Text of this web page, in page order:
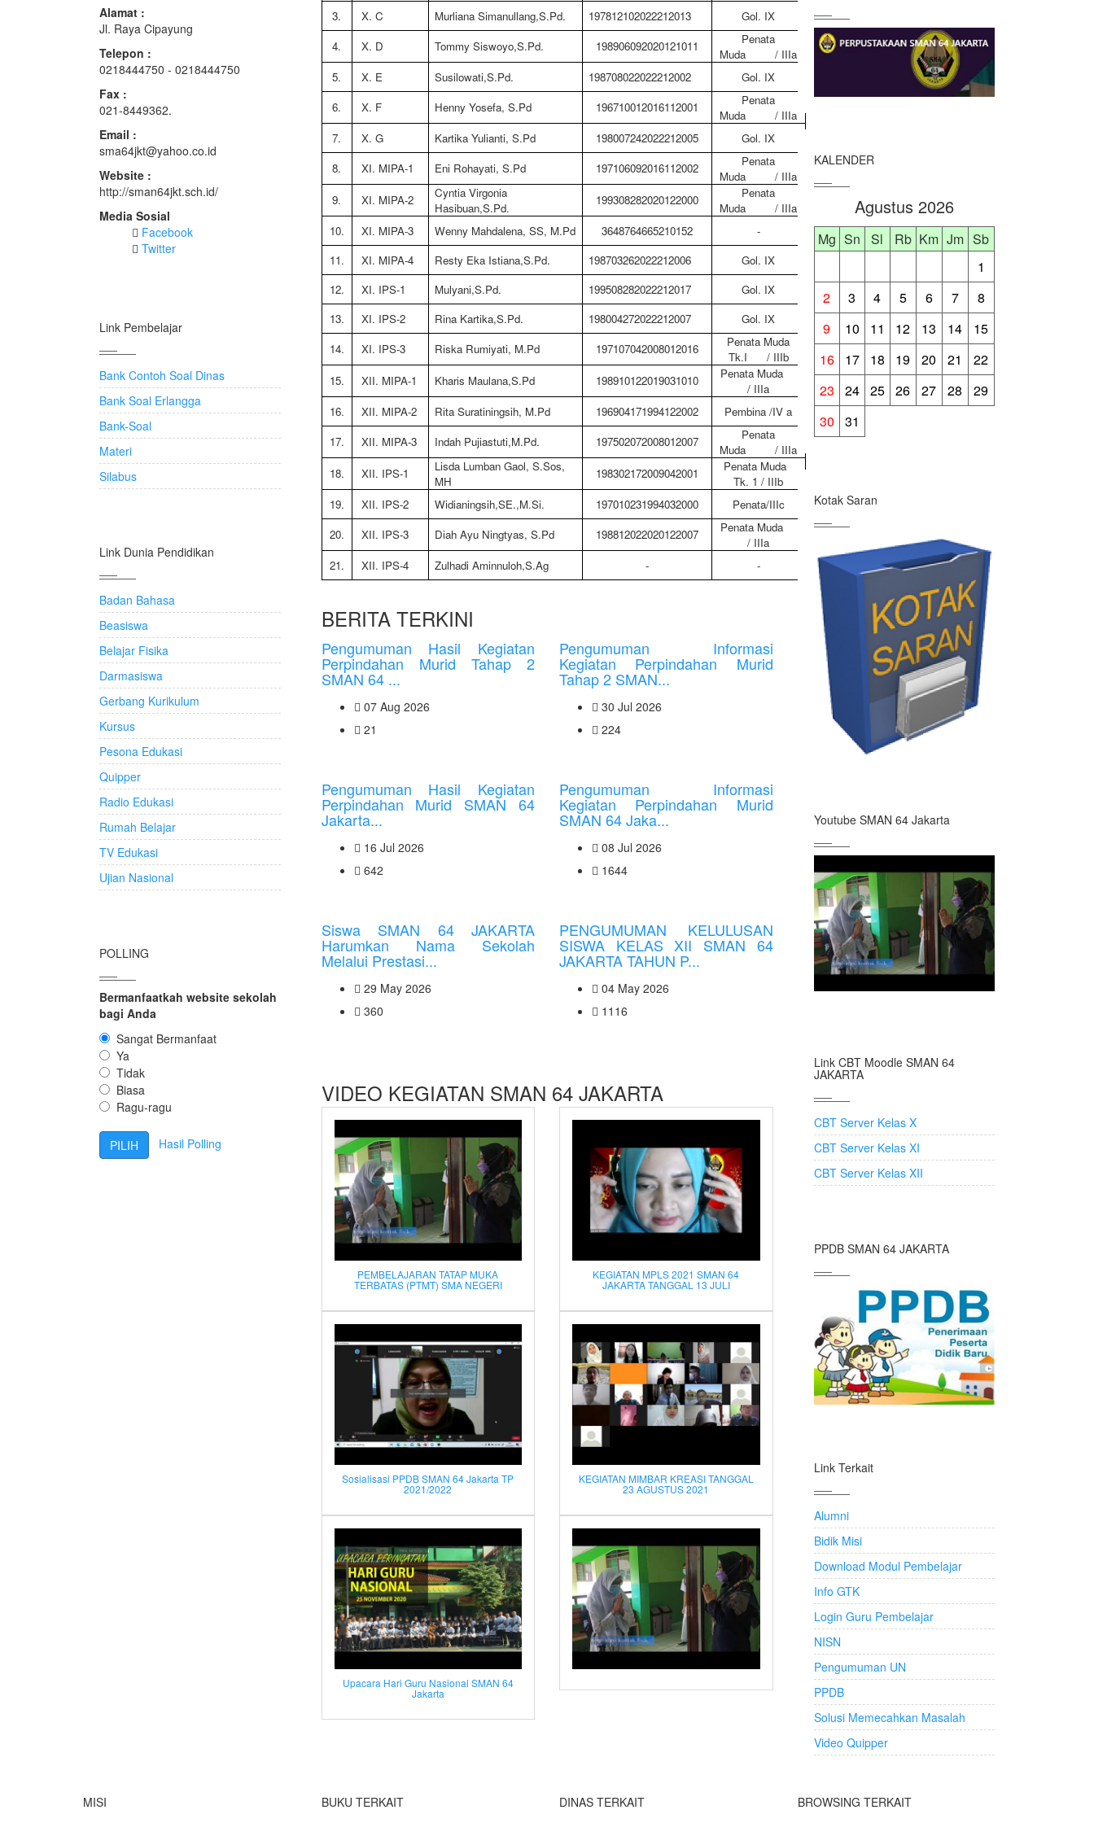
Alamat :
Jl. Raya Cipayung
Telepon :
0218444750 - 0218444750
Fax :
021-8449362.
Email :
sma64jkt@yahoo.co.id
Website :
http://sman64jkt.sch.id/
Media Sosial
Facebook
Twitter
Link Pembelajar
Bank Contoh Soal Dinas
Bank Soal Erlangga
Bank-Soal
Materi
Silabus
Link Dunia Pendidikan
Badan Bahasa
Beasiswa
Belajar Fisika
Darmasiswa
Gerbang Kurikulum
Kursus
Pesona Edukasi
Quipper
Radio Edukasi
Rumah Belajar
TV Edukasi
Ujian Nasional
POLLING
Bermanfaatkah website sekolah
bagi Anda
Sangat Bermanfaat
Ya
Tidak
Biasa
Ragu-ragu
Hasil Polling
3.
X. C Murliana Simanullang,S.Pd. 197812102022212013
Gol. IX
4.
X. D Tommy Siswoyo,S.Pd. 198906092020121011
Penata
Muda
/ IIIa
5.
X. E Susilowati,S.Pd. 198708022022212002
Gol. IX
6.
X. F Henny Yosefa, S.Pd 196710012016112001
Penata
Muda
/ IIIa
7.
X. G Kartika Yulianti, S.Pd 198007242022212005
Gol. IX
8.
XI. MIPA-1 Eni Rohayati, S.Pd 197106092016112002
Penata
Muda
/ IIIa
9.
XI. MIPA-2
Cyntia Virgonia
Hasibuan,S.Pd.
199308282020122000
Penata
Muda
/ IIIa
10.
XI. MIPA-3 Wenny Mahdalena, SS, M.Pd 3648764665210152
-
11.
XI. MIPA-4 Resty Eka Istiana,S.Pd. 198703262022212006
Gol. IX
12.
XI. IPS-1 Mulyani,S.Pd. 199508282022212017
Gol. IX
13.
XI. IPS-2 Rina Kartika,S.Pd. 198004272022212007
Gol. IX
14.
XI. IPS-3 Riska Rumiyati, M.Pd 197107042008012016
Penata Muda
Tk.I
/ IIIb
15.
XII. MIPA-1 Kharis Maulana,S.Pd 198910122019031010
Penata Muda
/ IIIa
16.
XII. MIPA-2 Rita Suratiningsih, M.Pd 196904171994122002
Pembina /IV a
17.
XII. MIPA-3 Indah Pujiastuti,M.Pd. 197502072008012007
Penata
Muda
/ IIIa
18.
XII. IPS-1
Lisda Lumban Gaol, S.Sos,
MH
198302172009042001
Penata Muda
Tk. 1 / IIIb
19.
XII. IPS-2 Widianingsih,SE.,M.Si. 197010231994032000
Penata/IIIc
20.
XII. IPS-3 Diah Ayu Ningtyas, S.Pd 198812022020122007
Penata Muda
/ IIIa
21.
XII. IPS-4 Zulhadi Aminnuloh,S.Ag - -
BERITA TERKINI
Pengumuman Hasil Kegiatan
Perpindahan Murid Tahap 2
SMAN 64 ...
07 Aug 2026
21
Pengumuman Informasi
Kegiatan Perpindahan Murid
Tahap 2 SMAN...
30 Jul 2026
224
Pengumuman Hasil Kegiatan
Perpindahan Murid SMAN 64
Jakarta...
16 Jul 2026
642
Pengumuman Informasi
Kegiatan Perpindahan Murid
SMAN 64 Jaka...
08 Jul 2026
1644
Siswa SMAN 64 JAKARTA
Harumkan Nama Sekolah
Melalui Prestasi...
29 May 2026
360
PENGUMUMAN KELULUSAN
SISWA KELAS XII SMAN 64
JAKARTA TAHUN P...
04 May 2026
1116
VIDEO KEGIATAN SMAN 64 JAKARTA
PEMBELAJARAN TATAP MUKA
TERBATAS (PTMT) SMA NEGERI
KEGIATAN MPLS 2021 SMAN 64
JAKARTA TANGGAL 13 JULI
Sosialisasi PPDB SMAN 64 Jakarta TP
2021/2022
KEGIATAN MIMBAR KREASI TANGGAL
23 AGUSTUS 2021
Upacara Hari Guru Nasional SMAN 64
Jakarta
KALENDER
Agustus 2026
Mg Sn Sl Rb Km Jm Sb
1
2
3 4 5 6 7
8
9
10 11 12 13 14
15
16
17 18 19 20 21
22
23
24 25 26 27 28
29
30
31
Kotak Saran
Youtube SMAN 64 Jakarta
Link CBT Moodle SMAN 64
JAKARTA
CBT Server Kelas X
CBT Server Kelas XI
CBT Server Kelas XII
PPDB SMAN 64 JAKARTA
Link Terkait
Alumni
Bidik Misi
Download Modul Pembelajar
Info GTK
Login Guru Pembelajar
NISN
Pengumuman UN
PPDB
Solusi Memecahkan Masalah
Video Quipper
MISI BUKU TERKAIT DINAS TERKAIT BROWSING TERKAIT